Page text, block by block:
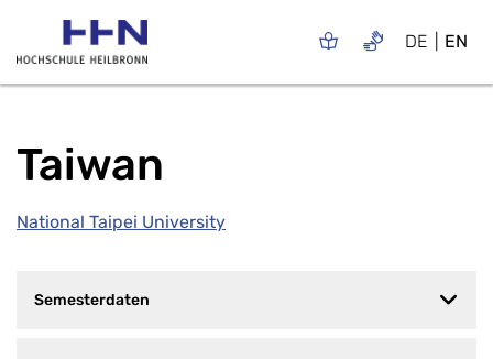
DE EN
Taiwan
National Taipei University
Semesterdaten